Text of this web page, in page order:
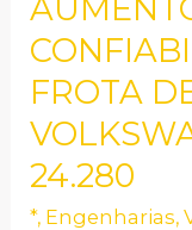
FROTA
24.280
*, Engenharias,
DE
DA
DE
UMA